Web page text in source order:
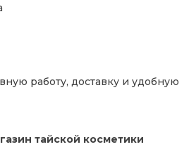
работу, доставку и удобную
тайской косметики